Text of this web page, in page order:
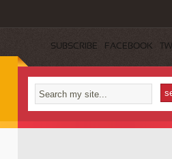
SUBSCRIBE FACEBOOK